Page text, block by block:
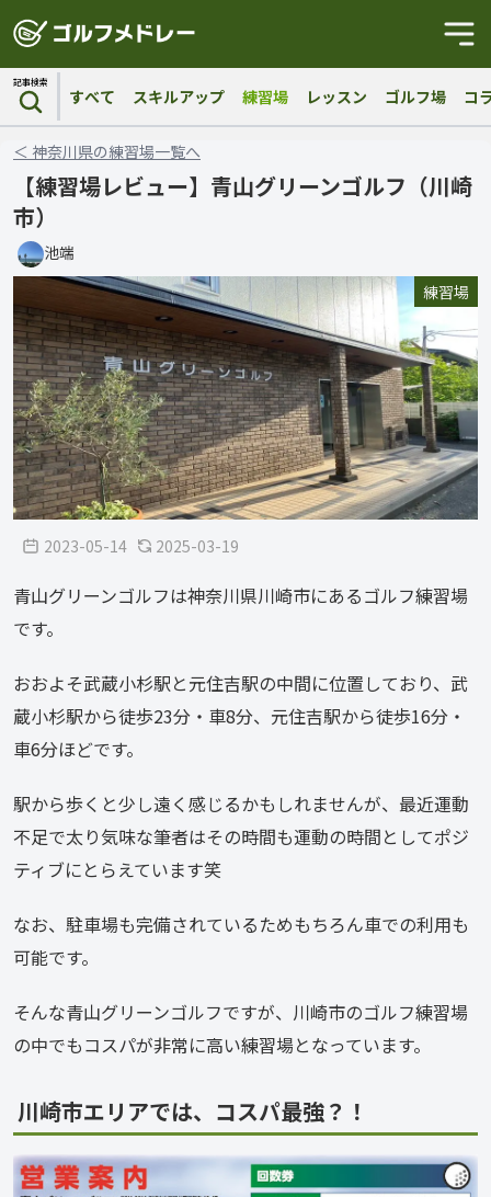
記事検索
すべて スキルアップ 練習場 レッスン ゴルフ場 コ
＜ 神奈川県の練習場一覧へ
【練習場レビュー】青山グリーンゴルフ（川崎
市）
池端
練習場
2023-05-14 2025-03-19
青山グリーンゴルフは神奈川県川崎市にあるゴルフ練習場
です。
おおよそ武蔵小杉駅と元住吉駅の中間に位置しており、武
蔵小杉駅から徒歩23分・車8分、元住吉駅から徒歩16分・
車6分ほどです。
駅から歩くと少し遠く感じるかもしれませんが、最近運動
不足で太り気味な筆者はその時間も運動の時間としてポジ
ティブにとらえています笑
なお、駐車場も完備されているためもちろん車での利用も
可能です。
そんな青山グリーンゴルフですが、川崎市のゴルフ練習場
の中でもコスパが非常に高い練習場となっています。
川崎市エリアでは、コスパ最強？！